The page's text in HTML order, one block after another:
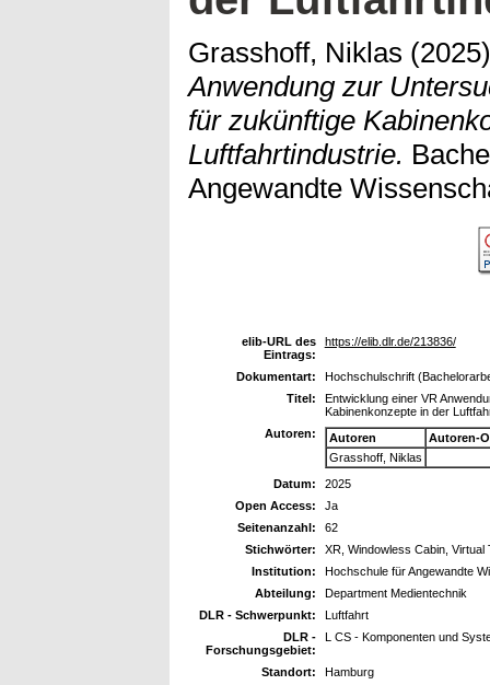
Grasshoff, Niklas
Anwendung zur
für zukünftige
Luftfahrtindustrie.
Angewandte
elib-URL des
Eintrags:
https://elib.dlr.de/213836/
Dokumentart:
Hochschulschrift
Titel:
Entwicklung einer VR
Kabinenkonzepte in der
Autoren:
Autoren
Autoren-
Grasshoff, Niklas
Datum:
2025
Open Access:
Ja
Seitenanzahl:
62
Stichwörter:
XR, Windowless Cabin, Virtual
Institution:
Hochschule für Angewandte
Abteilung:
Department Medientechnik
DLR - Schwerpunkt:
Luftfahrt
DLR -
Forschungsgebiet:
L CS - Komponenten und
Standort:
Hamburg